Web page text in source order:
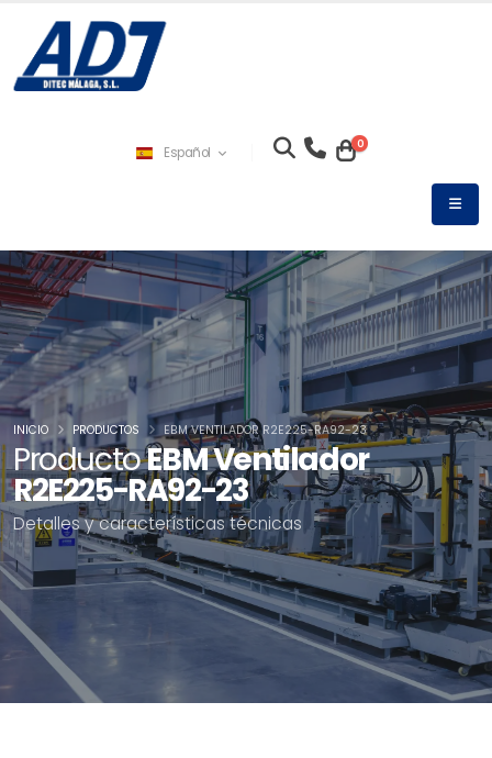
Español 0
ProductoEBM Ventilador
R2E225-RA92-23
Detalles y características técnicas
INICIO PRODUCTOS EBM VENTILADOR R2E225-RA92-23